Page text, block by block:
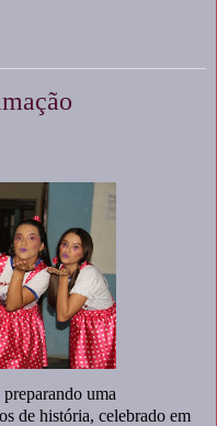
uma
de história, celebrado em